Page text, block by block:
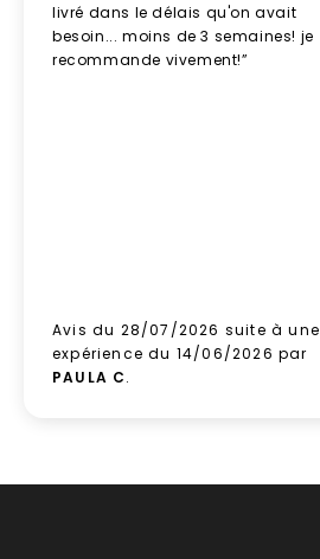
livré dans le délais qu'on avait
besoin... moins de 3 semaines! je
recommande vivement!”
Avis du 28/07/2026 suite à une
expérience du 14/06/2026 par
PAULA C.